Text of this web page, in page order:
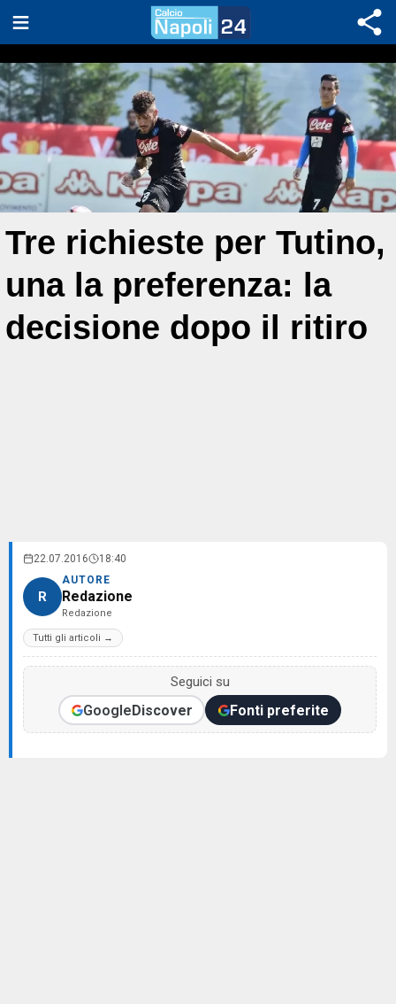
Tre richieste per Tutino,
una la preferenza: la
decisione dopo il ritiro
22.07.2016 18:40
R
AUTORE
Redazione
Redazione
Tutti gli articoli →
Seguici su
GoogleDiscover Fonti preferite